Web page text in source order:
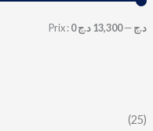
Prix : 0 د.ج—13,300 د.ج
(25)